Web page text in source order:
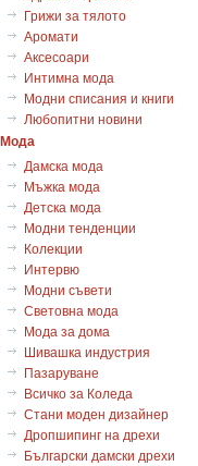
Грижи за тялото
Аромати
Аксесоари
Интимна мода
Модни списания и книги
Любопитни новини
Мода
Дамска мода
Мъжка мода
Детска мода
Модни тенденции
Колекции
Интервю
Модни съвети
Световна мода
Мода за дома
Шивашка индустрия
Пазаруване
Всичко за Коледа
Стани моден дизайнер
Дропшипинг на дрехи
Български дамски дрехи